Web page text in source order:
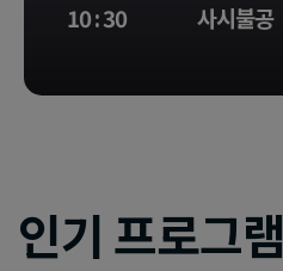
10 : 30 사시불공
인기 프로그램